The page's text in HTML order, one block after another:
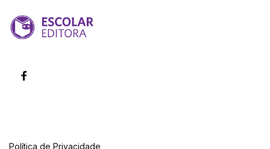
Política de Privacidade